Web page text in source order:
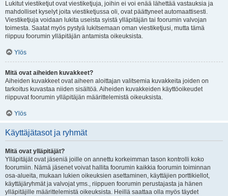
Lukitut viestiketjut ovat viestiketjuja, joihin ei voi enää lähettää vastauksia ja
mahdolliset kyselyt joita viestiketjussa oli, ovat päättyneet automaattisesti.
Viestiketjuja voidaan lukita useista syistä ylläpitäjän tai foorumin valvojan
toimesta. Saatat myös pystyä lukitsemaan oman viestiketjusi, mutta tämä
riippuu foorumin ylläpitäjän antamista oikeuksista.
Ylös
Mitä ovat aiheiden kuvakkeet?
Aiheiden kuvakkeet ovat aiheen aloittajan valitsemia kuvakkeita joiden on
tarkoitus kuvastaa niiden sisältöä. Aiheiden kuvakkeiden käyttöoikeudet
riippuvat foorumin ylläpitäjän määrittelemistä oikeuksista.
Ylös
Käyttäjätasot ja ryhmät
Mitä ovat ylläpitäjät?
Ylläpitäjät ovat jäseniä joille on annettu korkeimman tason kontrolli koko
foorumiin. Nämä jäsenet voivat hallita foorumin kaikkia foorumin toiminnan
osa-alueita, mukaan lukien oikeuksien asettaminen, käyttäjien porttikiellot,
käyttäjäryhmät ja valvojat yms., riippuen foorumin perustajasta ja hänen
ylläpitäjille määrittelemistä oikeuksista. Heillä saattaa olla myös täydet